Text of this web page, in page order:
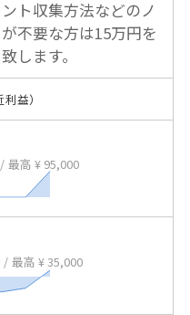
ト収集方法などのノ
不要な方は15万円を
します。
利益）
/ 最高 ¥ 95,000
/ 最高 ¥ 35,000